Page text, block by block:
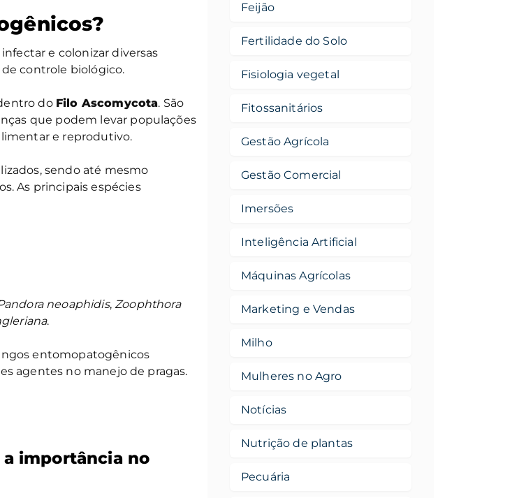
e colonizar diversas
controle biológico.
do Filo Ascomycota. São
que podem levar populações
e reprodutivo.
sendo até mesmo
As principais espécies
neoaphidis,Zoophthora
.
entomopatogênicos
agentes no manejo de pragas.
a importância no
Feijão
Fertilidade do Solo
Fisiologia vegetal
Fitossanitários
Gestão Agrícola
Gestão Comercial
Imersões
Inteligência Artificial
Máquinas Agrícolas
Marketing e Vendas
Milho
Mulheres no Agro
Notícias
Nutrição de plantas
Pecuária